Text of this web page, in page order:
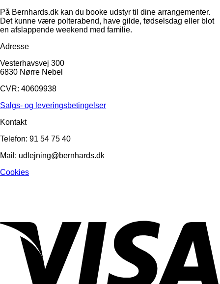
På Bernhards.dk kan du booke udstyr til dine arrangementer.
Det kunne være polterabend, have gilde, fødselsdag eller blot
en afslappende weekend med familie.
Adresse
Vesterhavsvej 300
6830 Nørre Nebel
CVR: 40609938
Salgs- og leveringsbetingelser
Kontakt
Telefon: 91 54 75 40
Mail: udlejning@bernhards.dk
Cookies